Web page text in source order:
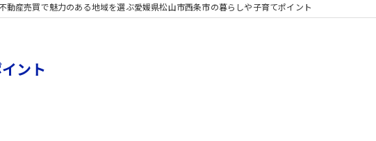
動産売買で魅力のある地域を選ぶ愛媛県松山市西条市の暮らしや子育てポイント
ント